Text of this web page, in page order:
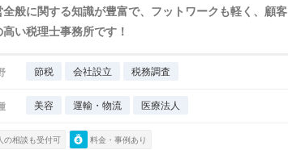
全般に関する知識が豊富で、フットワークも軽く、顧客
い税理士事務所です！
節税 会社設立 税務調査
美容 運輸・物流 医療法人
の相談も受付可 料金・事例あり